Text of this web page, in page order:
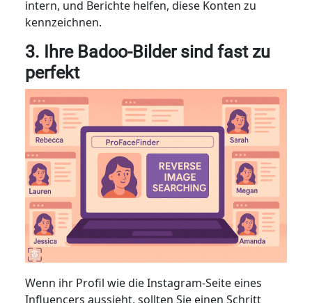
intern, und Berichte helfen, diese Konten zu
kennzeichnen.
3. Ihre Badoo-Bilder sind fast zu
perfekt
Wenn ihr Profil wie die Instagram-Seite eines
Influencers aussieht, sollten Sie einen Schritt